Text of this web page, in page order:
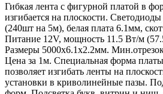
Гибкая лента с фигурной платой в
изгибается на плоскости.
(240шт на 5м), белая плата 6.1мм,
Питание 12V, мощность 11.5 Вт/м
Размеры 5000х6.1х2.2мм.
Цена за 1м. Специальная форма
позволяет изгибать ленты на
установки в криволинейные пазы.